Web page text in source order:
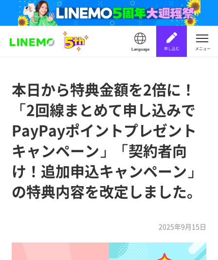
Language 申し込む メニュー
本日から特典金額を2倍に！
「2回線まとめて申し込みで
PayPayポイントプレゼント
キャンペーン」「契約者向
け！追加申込キャンペーン」
の特典内容を改定しました。
2025年9月15日